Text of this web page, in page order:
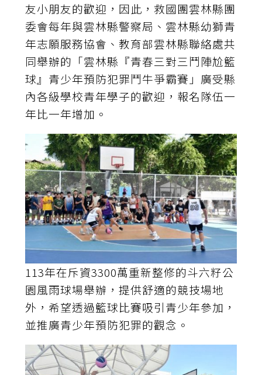
友小朋友的歡迎，因此，救國團雲林縣團
委會每年與雲林縣警察局、雲林縣幼獅青
年志願服務協會、教育部雲林縣聯絡處共
同舉辦的「雲林縣『青春三對三鬥陣尬籃
球』青少年預防犯罪鬥牛爭霸賽」廣受縣
內各級學校青年學子的歡迎，報名隊伍一
年比一年增加。
113年在斥資3300萬重新整修的斗六籽公
園風雨球場舉辦，提供舒適的競技場地
外，希望透過籃球比賽吸引青少年參加，
並推廣青少年預防犯罪的觀念。